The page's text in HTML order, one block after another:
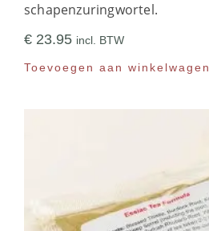
schapenzuringwortel.
€ 23.95 incl. BTW
Toevoegen aan winkelwagen